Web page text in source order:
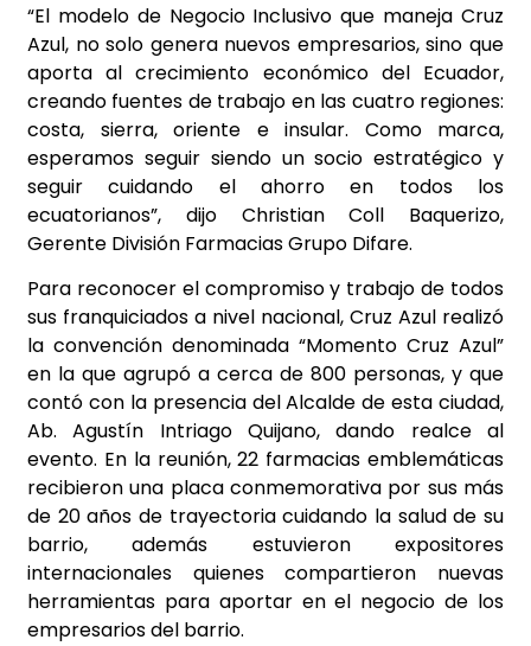
“El modelo de Negocio Inclusivo que maneja Cruz
Azul, no solo genera nuevos empresarios, sino que
aporta al crecimiento económico del Ecuador,
creando fuentes de trabajo en las cuatro regiones:
costa, sierra, oriente e insular. Como marca,
esperamos seguir siendo un socio estratégico y
seguir cuidando el ahorro en todos los
ecuatorianos”, dijo Christian Coll Baquerizo,
Gerente División Farmacias Grupo Difare.
Para reconocer el compromiso y trabajo de todos
sus franquiciados a nivel nacional, Cruz Azul realizó
la convención denominada “Momento Cruz Azul”
en la que agrupó a cerca de 800 personas, y que
contó con la presencia del Alcalde de esta ciudad,
Ab. Agustín Intriago Quijano, dando realce al
evento. En la reunión, 22 farmacias emblemáticas
recibieron una placa conmemorativa por sus más
de 20 años de trayectoria cuidando la salud de su
barrio, además estuvieron expositores
internacionales quienes compartieron nuevas
herramientas para aportar en el negocio de los
empresarios del barrio.